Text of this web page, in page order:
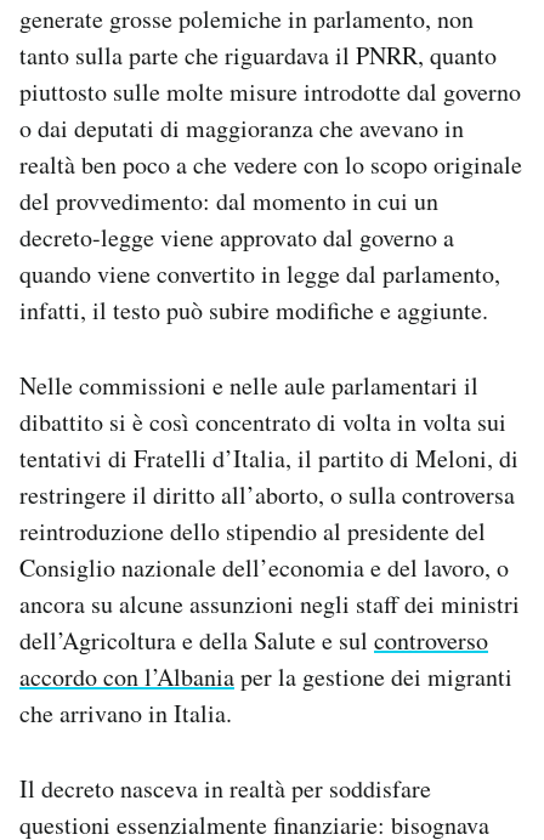
generate grosse polemiche in parlamento, non
tanto sulla parte che riguardava il PNRR, quanto
piuttosto sulle molte misure introdotte dal governo
o dai deputati di maggioranza che avevano in
realtà ben poco a che vedere con lo scopo originale
del provvedimento: dal momento in cui un
decreto-legge viene approvato dal governo a
quando viene convertito in legge dal parlamento,
infatti, il testo può subire modifiche e aggiunte.
Nelle commissioni e nelle aule parlamentari il
dibattito si è così concentrato di volta in volta sui
tentativi di Fratelli d’Italia, il partito di Meloni, di
restringere il diritto all’aborto, o sulla controversa
reintroduzione dello stipendio al presidente del
Consiglio nazionale dell’economia e del lavoro, o
ancora su alcune assunzioni negli staff dei ministri
dell’Agricoltura e della Salute e sul controverso
accordo con l’Albaniaper la gestione dei migranti
che arrivano in Italia.
Il decreto nasceva in realtà per soddisfare
questioni essenzialmente finanziarie: bisognava